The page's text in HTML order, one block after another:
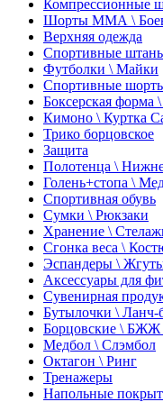
Компрессионные
Шорты ММА \
Верхняя одежда
Спортивные
Футболки \ Майки
Спортивные
Боксерская
Кимоно \ Куртка
Трико борцовское
Защита
Полотенца \
Голень+стопа \
Спортивная обувь
Сумки \ Рюкзаки
Хранение \
Сгонка веса \
Эспандеры \
Аксессуары для
Сувенирная
Бутылочки \ Ланч-
Борцовские \
Медбол \ Слэмбол
Октагон \ Ринг
Тренажеры
Напольные